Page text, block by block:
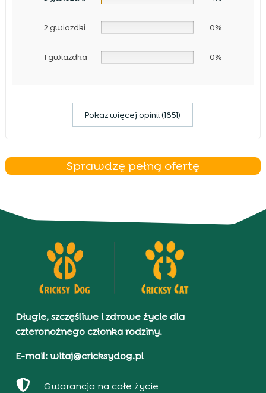
2 gwiazdki 0%
1 gwiazdka 0%
Pokaz więcej opinii (1851)
Sprawdzę pełną ofertę
Długie, szczęśliwe i zdrowe życie dla
czteronożnego członka rodziny.
E-mail: witaj@cricksydog.pl
 Gwarancja na całe życie